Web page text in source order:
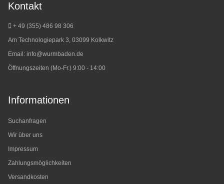
Kontakt
+ 49 (355) 486 98 306
Am Technologiepark 3, 03099 Kolkwitz
Email: info@wurmbaden.de
Öffnungszeiten (Mo-Fr.) 9:00 - 14:00
Informationen
Suchanfragen
Wir über uns
Impressum
Zahlungsmöglichkeiten
Versandkosten